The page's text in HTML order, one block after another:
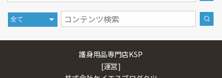
護身用品専門店KSP
[運営]